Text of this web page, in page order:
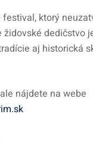
ktorý
židovské dedičstvo
aj historická
nájdete na webe